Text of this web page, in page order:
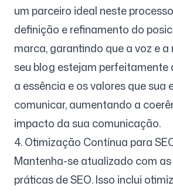
um parceiro ideal neste
definição e refinamento do
marca, garantindo que a voz e
seu blog estejam perfeitamente
a essência e os valores que sua
comunicar, aumentando a
impacto da sua comunicação.
4. Otimização Contínua para
Mantenha-se atualizado com
práticas de SEO. Isso inclui